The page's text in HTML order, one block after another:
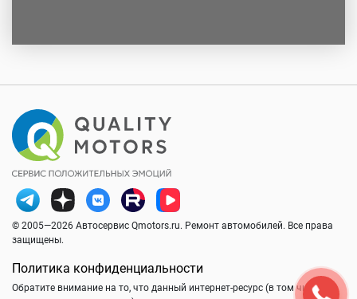
© 2005—2026 Автосервис Qmotors.ru. Ремонт автомобилей. Все права
защищены.
Политика конфиденциальности
Обратите внимание на то, что данный интернет-ресурс (в том числе